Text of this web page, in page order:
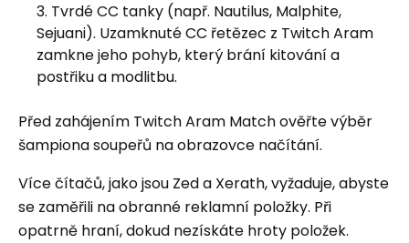
Tvrdé CC tanky (např. Nautilus, Malphite,
Sejuani). Uzamknuté CC řetězec z Twitch Aram
zamkne jeho pohyb, který brání kitování a
postřiku a modlitbu.
Před zahájením Twitch Aram Match ověřte výběr
šampiona soupeřů na obrazovce načítání.
Více čítačů, jako jsou Zed a Xerath, vyžaduje, abyste
se zaměřili na obranné reklamní položky. Při
opatrně hraní, dokud nezískáte hroty položek.